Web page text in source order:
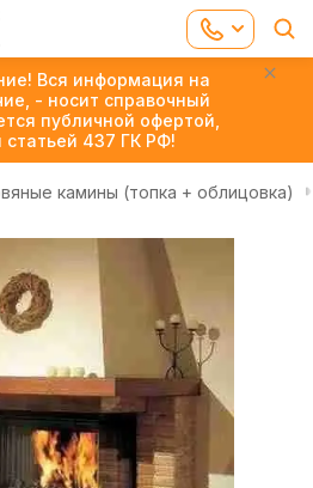
Вся информация на
- носит справочный
публичной офертой,
437 ГК РФ!
камины (топка + облицовка)